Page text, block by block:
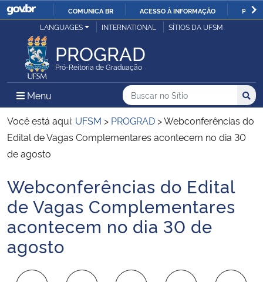
IR
O
COMUNICA BR ACESSO À INFORMAÇÃO
Ministério da Justiça e Segurança Pública
Ministério da Defesa
Ministério das Relações Exteriores
Ministério da Economia
Ministério da Infraestrutura
Ministério da Agricultura, Pecuária e Abastecimento
Ministério da Educação
Ministério da Cidadania
LANGUAGES INTERNATIONAL SÍTIOS DA UFSM
PROGRAD
Pró-Reitoria de Graduação
Menu Menu Principal do Sítio
Busca
Buscar no no Sítio
Busca:
Você está aqui: UFSM > PROGRAD >Webconferências do
Edital de Vagas Complementares acontecem no dia 30
de agosto
Início do conteúdo
Webconferências do Edital
de Vagas Complementares
acontecem no dia 30 de
agosto